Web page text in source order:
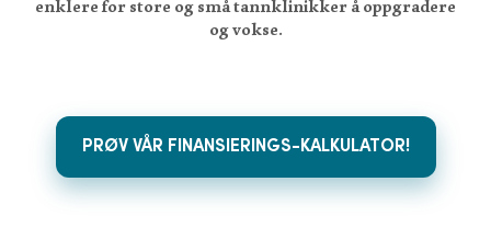
enklere for store og små tannklinikker å oppgradere
og vokse.
PRØV VÅR FINANSIERINGS-KALKULATOR!